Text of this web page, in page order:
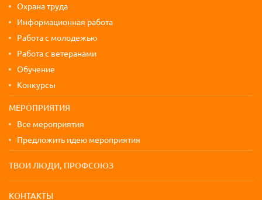
Охрана труда
Информационная работа
Работа с молодежью
Работа с ветеранами
Обучение
Конкурсы
МЕРОПРИЯТИЯ
Все мероприятия
Предложить идею мероприятия
ТВОИ ЛЮДИ, ПРОФСОЮЗ
КОНТАКТЫ